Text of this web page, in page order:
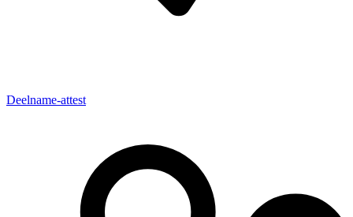
Deelname-attest